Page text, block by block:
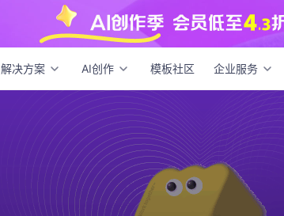
解决方案 AI创作 模板社区 企业服务